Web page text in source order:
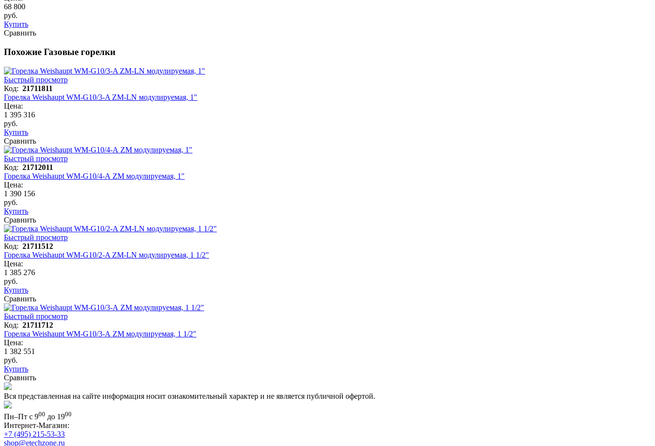
68 800
руб.
Купить
Сравнить
Похожие Газовые горелки
Быстрый просмотр
Код: 21711811
Горелка Weishaupt WM-G10/3-A ZM-LN модулируемая, 1"
Цена:
1 395 316
руб.
Купить
Сравнить
Быстрый просмотр
Код: 21712011
Горелка Weishaupt WM-G10/4-A ZM модулируемая, 1"
Цена:
1 390 156
руб.
Купить
Сравнить
Быстрый просмотр
Код: 21711512
Горелка Weishaupt WM-G10/2-A ZM-LN модулируемая, 1 1/2"
Цена:
1 385 276
руб.
Купить
Сравнить
Быстрый просмотр
Код: 21711712
Горелка Weishaupt WM-G10/3-A ZM модулируемая, 1 1/2"
Цена:
1 382 551
руб.
Купить
Сравнить
Вся представленная на сайте информация носит ознакомительный характер и не является публичной офертой.
Пн–Пт с 900 до 1900
Интернет-Магазин:
+7 (495) 215-53-33
shop@etechzone.ru